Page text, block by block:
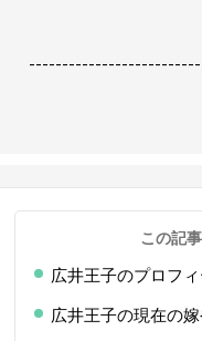
この記
広井王子のプロフ
広井王子の現在の